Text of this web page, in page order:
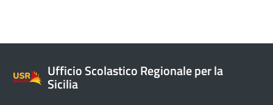
Ufficio Scolastico Regionale per la
Sicilia